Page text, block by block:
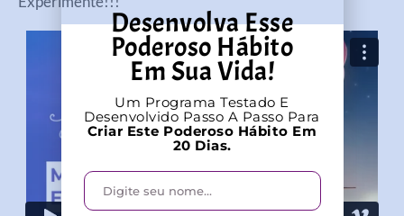
Desenvolva Esse
Poderoso Hábito
Em Sua Vida!
Um Programa Testado E
Desenvolvido Passo A Passo Para
Criar Este Poderoso Hábito Em
20 Dias.